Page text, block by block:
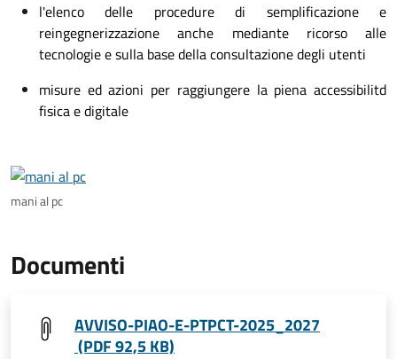
l'elenco delle procedure di semplificazione e
reingegnerizzazione anche mediante ricorso alle
tecnologie e sulla base della consultazione degli utenti
misure ed azioni per raggiungere la piena accessibilitd
fisica e digitale
mani al pc
Documenti
AVVISO-PIAO-E-PTPCT-2025_2027
(PDF 92,5 KB)